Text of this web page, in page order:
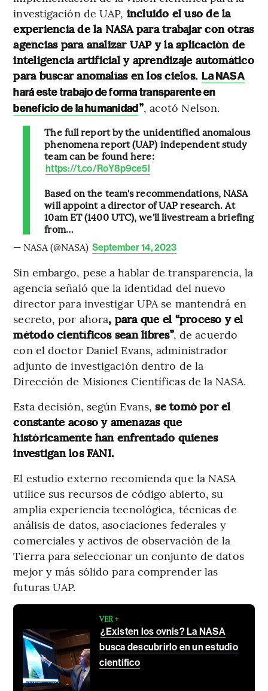
investigación de UAP, incluido el uso de la
experiencia de la NASA para trabajar con otras
agencias para analizar UAP y la aplicación de
inteligencia artificial y aprendizaje automático
para buscar anomalías en los cielos. La NASA
hará este trabajo de forma transparente en
beneficio de la humanidad”, acotó Nelson.
The full report by the unidentified anomalous
phenomena report (UAP) independent study
team can be found here:
https://t.co/RoY8p9ce5l
Based on the team's recommendations, NASA
will appoint a director of UAP research. At
10am ET (1400 UTC), we'll livestream a briefing
from…
— NASA (@NASA) September 14, 2023
Sin embargo, pese a hablar de transparencia, la
agencia señaló que la identidad del nuevo
director para investigar UPA se mantendrá en
secreto, por ahora, para que el “proceso y el
método científicos sean libres”, de acuerdo
con el doctor Daniel Evans, administrador
adjunto de investigación dentro de la
Dirección de Misiones Científicas de la NASA.
Esta decisión, según Evans, se tomó por el
constante acoso y amenazas que
históricamente han enfrentado quienes
investigan los FANI.
El estudio externo recomienda que la NASA
utilice sus recursos de código abierto, su
amplia experiencia tecnológica, técnicas de
análisis de datos, asociaciones federales y
comerciales y activos de observación de la
Tierra para seleccionar un conjunto de datos
mejor y más sólido para comprender las
futuras UAP.
VER +
¿Existen los ovnis? La NASA
busca descubrirlo en un estudio
científico